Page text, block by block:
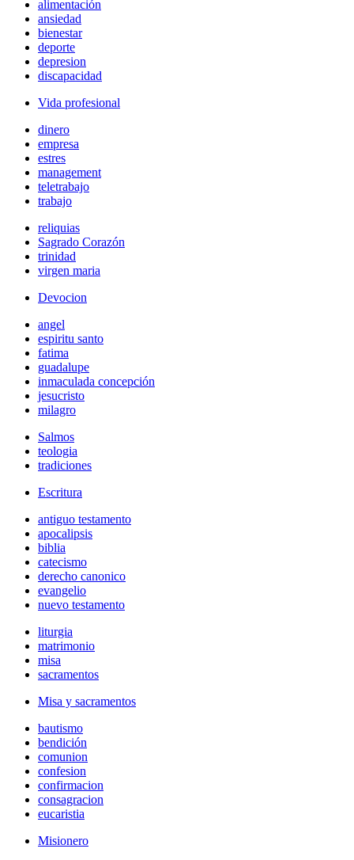
alimentación
ansiedad
bienestar
deporte
depresion
discapacidad
Vida profesional
dinero
empresa
estres
management
teletrabajo
trabajo
reliquias
Sagrado Corazón
trinidad
virgen maria
Devocion
angel
espiritu santo
fatima
guadalupe
inmaculada concepción
jesucristo
milagro
Salmos
teologia
tradiciones
Escritura
antiguo testamento
apocalipsis
biblia
catecismo
derecho canonico
evangelio
nuevo testamento
liturgia
matrimonio
misa
sacramentos
Misa y sacramentos
bautismo
bendición
comunion
confesion
confirmacion
consagracion
eucaristia
Misionero